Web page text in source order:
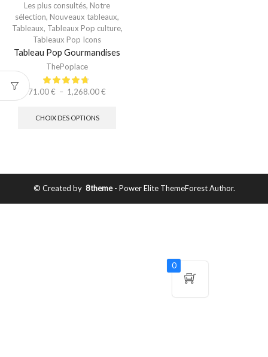
Les plus consultés, Notre
sélection, Nouveaux tableaux,
Tableaux, Tableaux Pop culture,
Tableaux Pop Icons
Tableau Pop Gourmandises
ThePoplace
71.00€ – 1,268.00€
CHOIX DES OPTIONS
© Created by 8theme- Power Elite ThemeForest Author.
0